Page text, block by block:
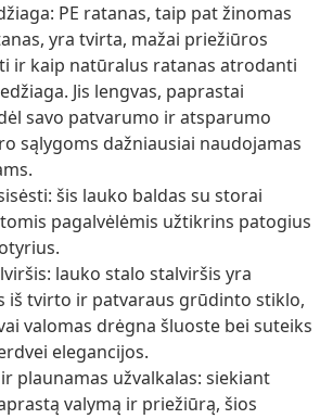
PE ratanas, taip pat žinomas
yra tvirta, mažai priežiūros
ir kaip natūralus ratanas atrodanti
Jis lengvas, paprastai
savo patvarumo ir atsparumo
sąlygoms dažniausiai naudojamas
šis lauko baldas su storai
pagalvėlėmis užtikrins patogius
lauko stalo stalviršis yra
iš tvirto ir patvaraus grūdinto stiklo,
valomas drėgna šluoste bei suteiks
elegancijos.
plaunamas užvalkalas: siekiant
valymą ir priežiūrą, šios